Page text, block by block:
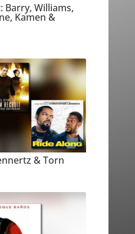
Barry, Williams,
Kamen &
& Torn